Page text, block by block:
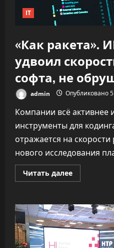
IT
«Как ракета».
удвоил
софта, не
admin Опубликовано
Компании всё активнее
инструменты для
отражается на
нового исследования
Читать далееПрочитать
больше
ИИ
почти
удвоил
скорость
софта,